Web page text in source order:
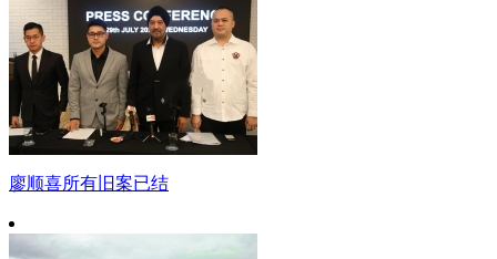
廖顺喜所有旧案已结